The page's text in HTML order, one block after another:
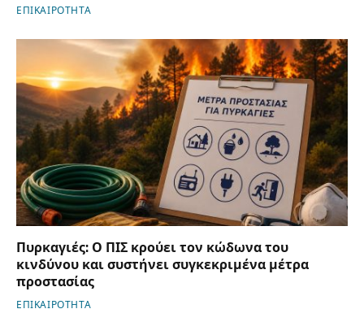
ΕΠΙΚΑΙΡΟΤΗΤΑ
Πυρκαγιές: Ο ΠΙΣ κρούει τον κώδωνα του
κινδύνου και συστήνει συγκεκριμένα μέτρα
προστασίας
ΕΠΙΚΑΙΡΟΤΗΤΑ